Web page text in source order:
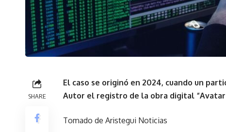
SHARE
El caso se originó en 2024, cuando un
Autor el registro de la obra digital “Avatar
Tomado de Aristegui Noticias